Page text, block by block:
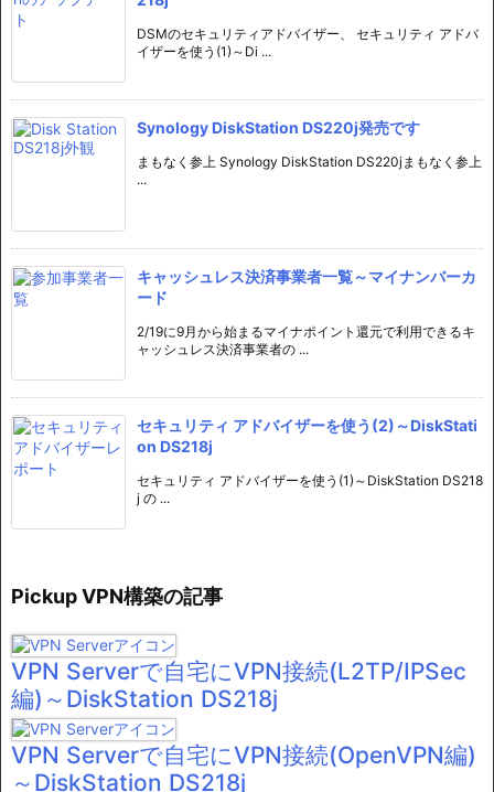
DSMのセキュリティアドバイザー、 セキュリティ アドバ
イザーを使う(1)～Di ...
Synology DiskStation DS220j発売です
まもなく参上 Synology DiskStation DS220jまもなく参上
...
キャッシュレス決済事業者一覧～マイナンバーカ
ード
2/19に9月から始まるマイナポイント還元で利用できるキ
ャッシュレス決済事業者の ...
セキュリティ アドバイザーを使う(2)～DiskStati
on DS218j
セキュリティ アドバイザーを使う(1)～DiskStation DS218
j の ...
Pickup VPN構築の記事
VPN Serverで自宅にVPN接続(L2TP/IPSec
編)～DiskStation DS218j
VPN Serverで自宅にVPN接続(OpenVPN編)
～DiskStation DS218j